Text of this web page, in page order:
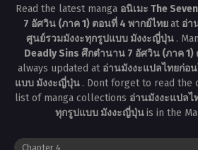
Read the latest manga อนิเมะ The
7 อัศวิน (ภาค 1) ตอนที่ 4 พากย์ไทยat อ่า
ศูนย์รวมมังงะทุกรูปแบบ มังงะญี่ปุ่น .
Deadly Sins ศึกตำนาน 7 อัศวิน (ภาค 1)
always updated at อ่านมังงะแปลไทยก่อ
แบบ มังงะญี่ปุ่น . Dont forget to read the
list of manga collections อ่านมังงะแปลไ
ทุกรูปแบบ มังงะญี่ปุ่นis in the